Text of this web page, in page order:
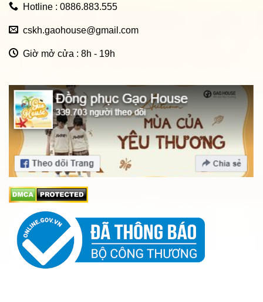
Hotline : 0886.883.555
cskh.gaohouse@gmail.com
Giờ mở cửa : 8h - 19h